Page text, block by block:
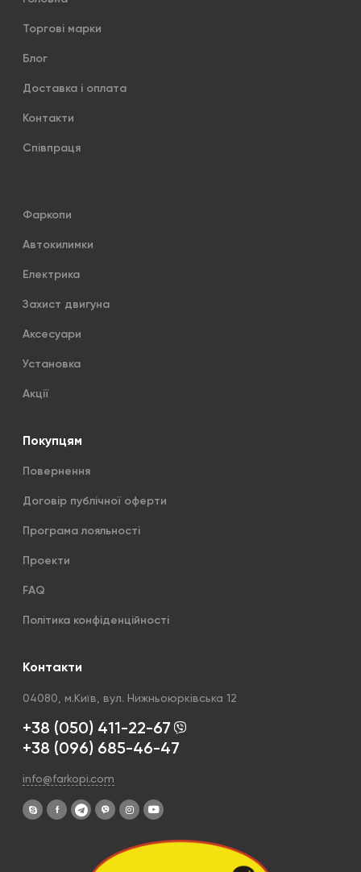
Торгові марки
Блог
Доставка і оплата
Контакти
Співпраця
Фаркопи
Автокилимки
Електрика
Захист двигуна
Аксесуари
Установка
Акції
Покупцям
Повернення
Договір публічної оферти
Програма лояльності
Проекти
FAQ
Політика конфіденційності
Контакти
04080, м.Київ, вул. Нижньоюрківська 12
+38 (050) 411-22-67
+38 (096) 685-46-47
info@farkopi.com